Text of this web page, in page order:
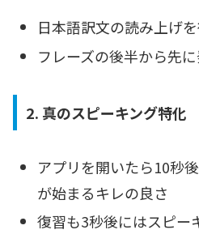
日本語訳文の読み上げ
フレーズの後半から先
2. 真のスピーキング特化
アプリを開いたら10秒
が始まるキレの良さ
復習も3秒後にはスピー